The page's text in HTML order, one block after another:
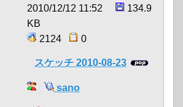
2010/12/12 11:52
134.9
KB
2124
0
スケッチ 2010-08-23
sano